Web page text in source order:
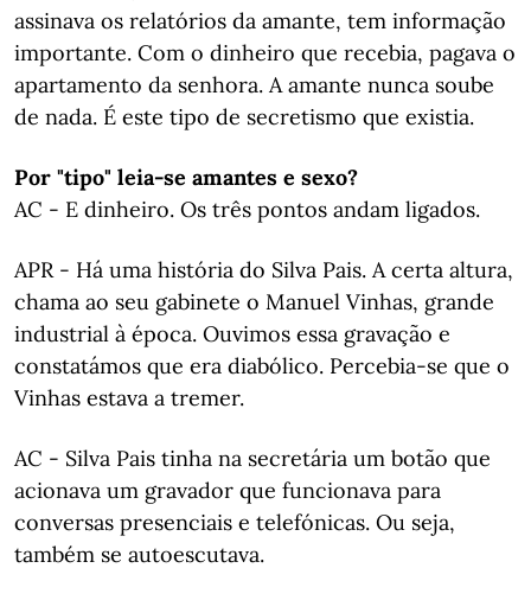
assinava os relatórios da amante, tem informação
importante. Com o dinheiro que recebia, pagava o
apartamento da senhora. A amante nunca soube
de nada. É este tipo de secretismo que existia.
Por "tipo" leia-se amantes e sexo?
AC - E dinheiro. Os três pontos andam ligados.
APR - Há uma história do Silva Pais. A certa altura,
chama ao seu gabinete o Manuel Vinhas, grande
industrial à época. Ouvimos essa gravação e
constatámos que era diabólico. Percebia-se que o
Vinhas estava a tremer.
AC - Silva Pais tinha na secretária um botão que
acionava um gravador que funcionava para
conversas presenciais e telefónicas. Ou seja,
também se autoescutava.